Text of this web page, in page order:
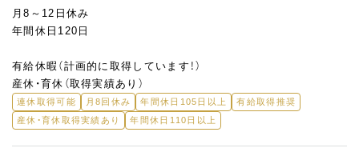
月8～12日休み
年間休日120日
有給休暇（計画的に取得しています！）
産休・育休（取得実績あり）
連休取得可能 月8回休み 年間休日105日以上
有給取得推奨
産休・育休取得実績あり
年間休日110日以上